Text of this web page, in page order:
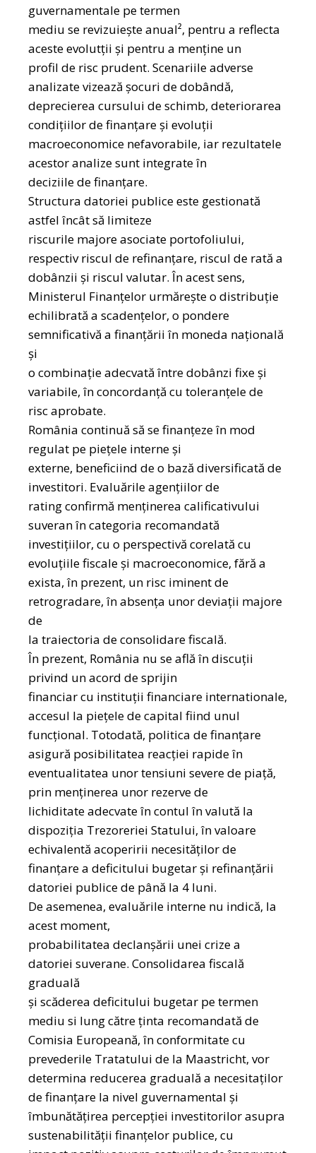
guvernamentale pe termen
mediu se revizuieşte anual², pentru a reflecta
aceste evolutții și pentru a menţine un
profil de risc prudent. Scenariile adverse
analizate vizează şocuri de dobândă,
deprecierea cursului de schimb, deteriorarea
condiţiilor de finanţare și evoluţii
macroeconomice nefavorabile, iar rezultatele
acestor analize sunt integrate în
deciziile de finanţare.
Structura datoriei publice este gestionată
astfel încât să limiteze
riscurile majore asociate portofoliului,
respectiv riscul de refinanţare, riscul de rată a
dobânzii şi riscul valutar. În acest sens,
Ministerul Finanţelor urmăreşte o distribuţie
echilibrată a scadenţelor, o pondere
semnificativă a finanţării în moneda naţională
şi
o combinaţie adecvată între dobânzi fixe şi
variabile, în concordanță cu toleranţele de
risc aprobate.
România continuă să se finanţeze în mod
regulat pe pieţele interne şi
externe, beneficiind de o bază diversificată de
investitori. Evaluările agențiilor de
rating confirmă menţinerea calificativului
suveran în categoria recomandată
investiţiilor, cu o perspectivă corelată cu
evoluțiile fiscale şi macroeconomice, fără a
exista, în prezent, un risc iminent de
retrogradare, în absenţa unor deviaţii majore
de
la traiectoria de consolidare fiscală.
În prezent, România nu se află în discuții
privind un acord de sprijin
financiar cu instituții financiare internationale,
accesul la pieţele de capital fiind unul
funcţional. Totodată, politica de finanţare
asigură posibilitatea reacţiei rapide în
eventualitatea unor tensiuni severe de piaţă,
prin menţinerea unor rezerve de
lichiditate adecvate în contul în valută la
dispoziţia Trezoreriei Statului, în valoare
echivalentă acoperirii necesităţilor de
finanţare a deficitului bugetar şi refinanţării
datoriei publice de până la 4 luni.
De asemenea, evaluările interne nu indică, la
acest moment,
probabilitatea declanşării unei crize a
datoriei suverane. Consolidarea fiscală
graduală
şi scăderea deficitului bugetar pe termen
mediu si lung către ţinta recomandată de
Comisia Europeană, în conformitate cu
prevederile Tratatului de la Maastricht, vor
determina reducerea graduală a necesitaţilor
de finanţare la nivel guvernamental şi
îmbunătăţirea percepţiei investitorilor asupra
sustenabilității finanţelor publice, cu